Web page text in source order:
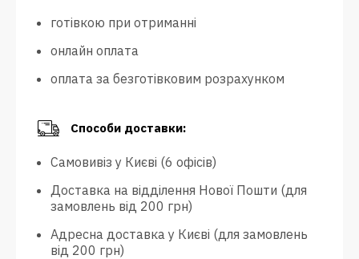
готівкою при отриманні
онлайн оплата
оплата за безготівковим розрахунком
Способи доставки:
Самовивіз у Києві (6 офісів)
Доставка на відділення Нової Пошти (для
замовлень від 200 грн)
Адресна доставка у Києві (для замовлень
від 200 грн)